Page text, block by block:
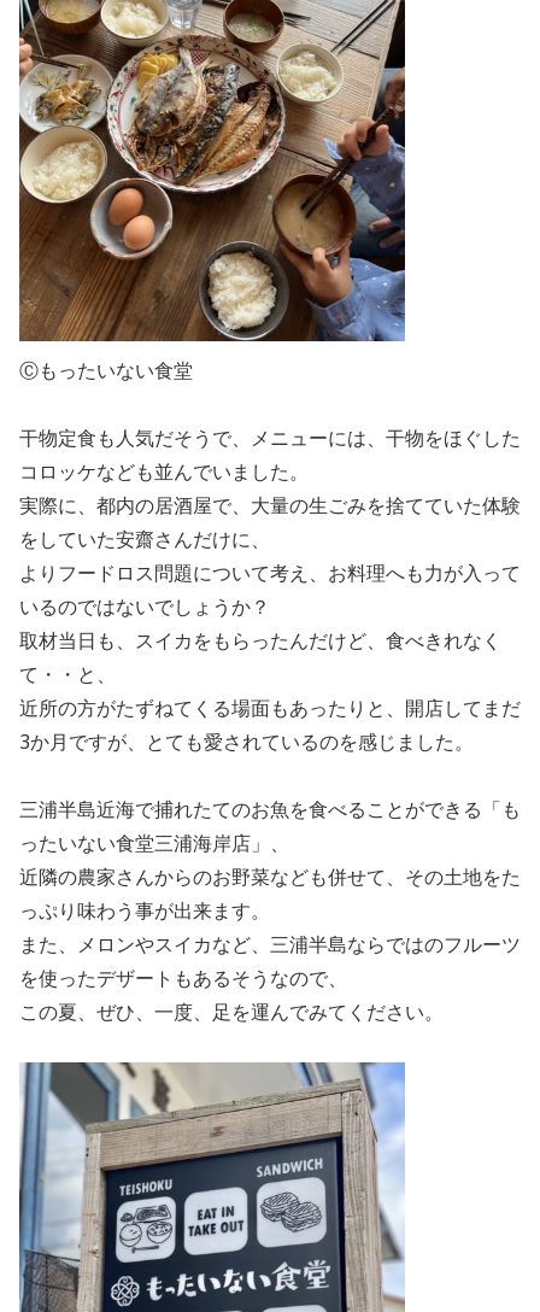
Ⓒもったいない食堂
干物定食も人気だそうで、メニューには、干物をほぐした
コロッケなども並んでいました。
実際に、都内の居酒屋で、大量の生ごみを捨てていた体験
をしていた安齋さんだけに、
よりフードロス問題について考え、お料理へも力が入って
いるのではないでしょうか？
取材当日も、スイカをもらったんだけど、食べきれなく
て・・と、
近所の方がたずねてくる場面もあったりと、開店してまだ
3か月ですが、とても愛されているのを感じました。
三浦半島近海で捕れたてのお魚を食べることができる「も
ったいない食堂三浦海岸店」、
近隣の農家さんからのお野菜なども併せて、その土地をた
っぷり味わう事が出来ます。
また、メロンやスイカなど、三浦半島ならではのフルーツ
を使ったデザートもあるそうなので、
この夏、ぜひ、一度、足を運んでみてください。